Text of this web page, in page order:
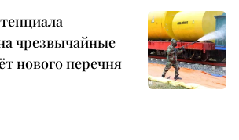
чрезвычайные
нового перечня